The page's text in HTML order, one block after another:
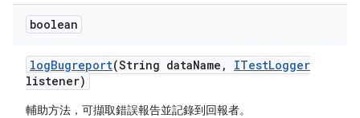
boolean
logBugreport(String dataName , ITestLogger
listener)
輔助方法，可擷取錯誤報告並記錄到回報者。